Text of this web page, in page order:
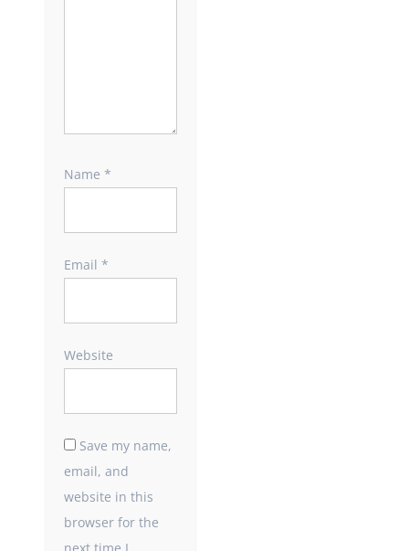
Name *
Email *
Website
Save my name,
email, and
website in this
browser for the